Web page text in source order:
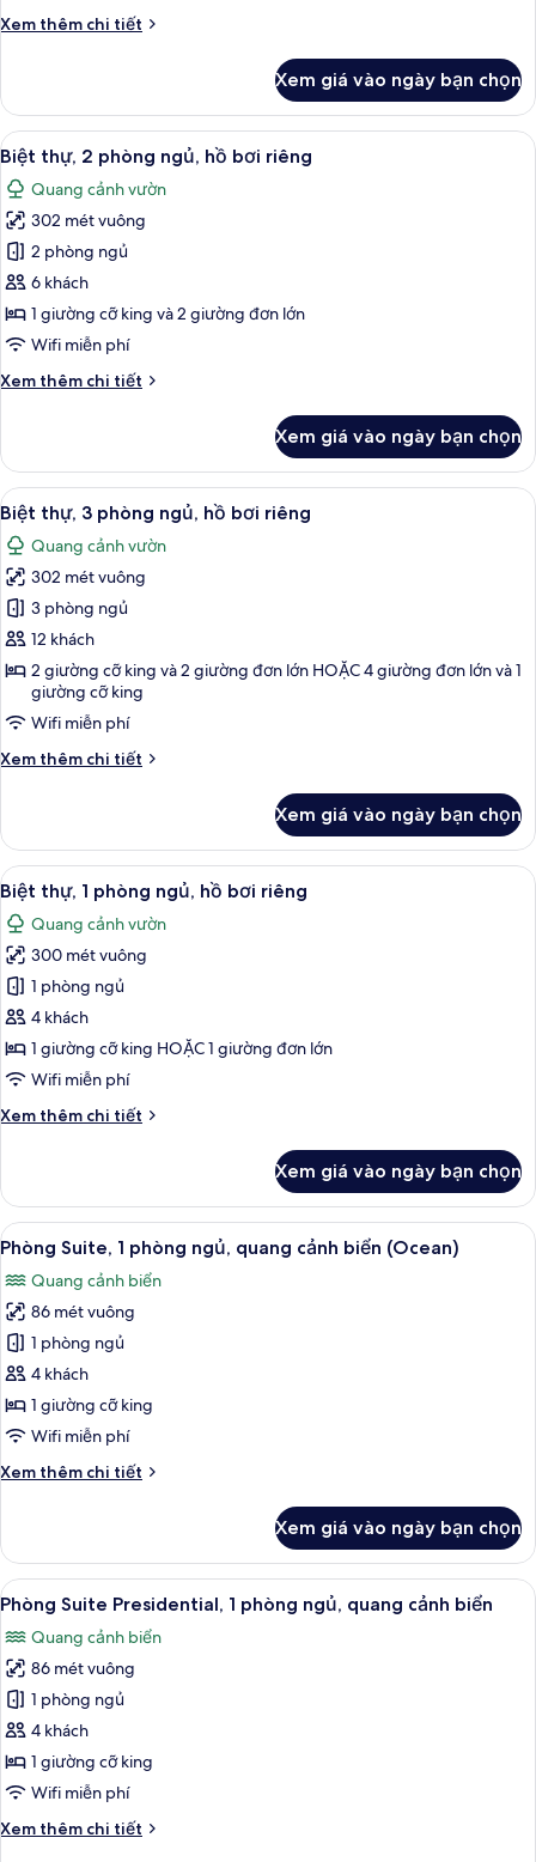
phòng
công,
quang
cảnh
vườn
Xem thêm chi tiết
Chi
Phòng
dành
cho
gia
đình,
2
phòng
ngủ,
ban
công,
quang
cảnh
Xem giá vào ngày bạn chọn
Xem
tất
cả
ảnh
Biệt
thự,
2
phòng
hồ
Biệt thự, 2 phòng ngủ, hồ bơi riêng
9
Biệt thự, 2 phòng ngủ, hồ bơi riêng
Quang cảnh vườn
302 mét vuông
2 phòng ngủ
6 khách
1 giường cỡ king và 2 giường đơn lớn
Wifi miễn phí
Xem thêm chi tiết
Chi
Biệt
thự,
2
phòng
ngủ,
hồ
bơi
riêng
Xem giá vào ngày bạn chọn
Xem
tất
cả
ảnh
Biệt
thự,
3
phòng
ngủ,
hồ
bơi
Biệt thự, 3 phòng ngủ, hồ bơi riêng
10
Biệt thự, 3 phòng ngủ, hồ bơi riêng
Quang cảnh vườn
302 mét vuông
3 phòng ngủ
12 khách
2 giường cỡ king và 2 giường đơn lớn HOẶC 4 giường đơn lớn và 1
giường cỡ king
Wifi miễn phí
Xem thêm chi tiết
Chi
Biệt
thự,
3
phòng
ngủ,
hồ
bơi
riêng
Xem giá vào ngày bạn chọn
Xem
tất
cả
ảnh
Biệt
thự,
1
phòng
hồ
Biệt thự, 1 phòng ngủ, hồ bơi riêng
7
Biệt thự, 1 phòng ngủ, hồ bơi riêng
Quang cảnh vườn
300 mét vuông
1 phòng ngủ
4 khách
1 giường cỡ king HOẶC 1 giường đơn lớn
Wifi miễn phí
Xem thêm chi tiết
Chi
Biệt
thự,
1
phòng
ngủ,
hồ
bơi
riêng
Xem giá vào ngày bạn chọn
Xem
tất
cả
ảnh
Phòng
Suite,
1
phòng
quang
(Ocean)
Phòng Suite, 1 phòng ngủ, quang
9
Phòng Suite, 1 phòng ngủ, quang cảnh biển (Ocean)
Quang cảnh biển
86 mét vuông
1 phòng ngủ
4 khách
1 giường cỡ king
Wifi miễn phí
Xem thêm chi tiết
Chi
Phòng
Suite,
1
phòng
ngủ,
quang
cảnh
biển
(Ocean)
Xem giá vào ngày bạn chọn
Xem
tất
cả
ảnh
Phòng
Suite
Presidential,
1
ngủ,
Bộ đồ giường cao cấp, minibar, két
9
Phòng Suite Presidential, 1 phòng ngủ, quang cảnh biển
Quang cảnh biển
86 mét vuông
1 phòng ngủ
4 khách
1 giường cỡ king
Wifi miễn phí
Xem thêm chi tiết
Chi